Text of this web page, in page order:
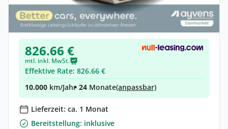
Elektro •Automatik •204 PS (150 kW)
Gebraucht(92.884 km)• EZ: 12/2022
826.66 €
mtl. inkl. MwSt.
Effektive Rate: 826.66 €
10.000 km/Jahr• 24 Monate(anpassbar)
Lieferzeit: ca. 1 Monat
Bereitstellung: inklusive